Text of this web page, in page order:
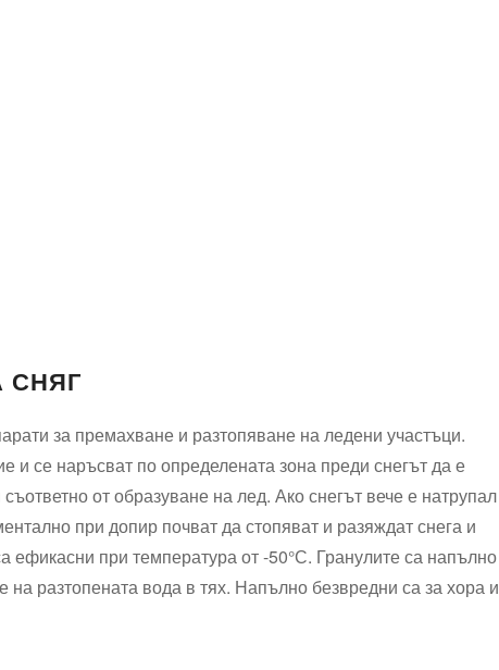
СНЯГ
за премахване и разтопяване на ледени участъци.
и се наръсват по определената зона преди снегът да е
от образуване на лед. Ако снегът вече е натрупал
при допир почват да стопяват и разяждат снега и
при температура от -50°С. Гранулите са напълно
разтопената вода в тях. Напълно безвредни са за хора и